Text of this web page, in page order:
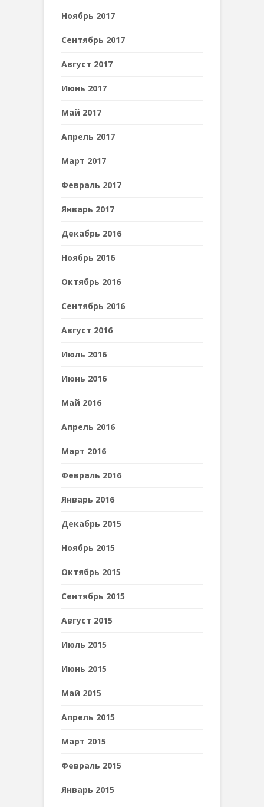
Ноябрь 2017
Сентябрь 2017
Август 2017
Июнь 2017
Май 2017
Апрель 2017
Март 2017
Февраль 2017
Январь 2017
Декабрь 2016
Ноябрь 2016
Октябрь 2016
Сентябрь 2016
Август 2016
Июль 2016
Июнь 2016
Май 2016
Апрель 2016
Март 2016
Февраль 2016
Январь 2016
Декабрь 2015
Ноябрь 2015
Октябрь 2015
Сентябрь 2015
Август 2015
Июль 2015
Июнь 2015
Май 2015
Апрель 2015
Март 2015
Февраль 2015
Январь 2015